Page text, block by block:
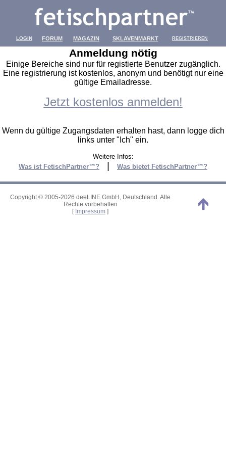
LOGIN FORUM MAGAZIN SKLAVENMARKT REGISTRIEREN
Anmeldung nötig
Einige Bereiche sind nur für registierte Benutzer zugänglich.
Eine registrierung ist kostenlos, anonym und benötigt nur eine
gültige Emailadresse.
Jetzt kostenlos anmelden!
Wenn du gültige Zugangsdaten erhalten hast, dann logge dich
links unter "Ich" ein.
Weitere Infos:
Was ist FetischPartner™?
Was bietet FetischPartner™?
Copyright © 2005-2026 deeLINE GmbH, Deutschland. Alle
Rechte vorbehalten
[ Impressum ]